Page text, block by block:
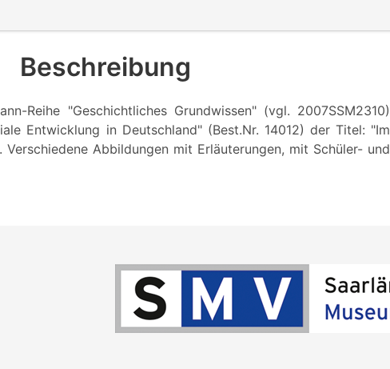
Beschreibung
Reihe "Geschichtliches Grundwissen" (vgl. 2007SSM2310)
Entwicklung in Deutschland" (Best.Nr. 14012) der Titel: "Im
Verschiedene Abbildungen mit Erläuterungen, mit Schüler- und